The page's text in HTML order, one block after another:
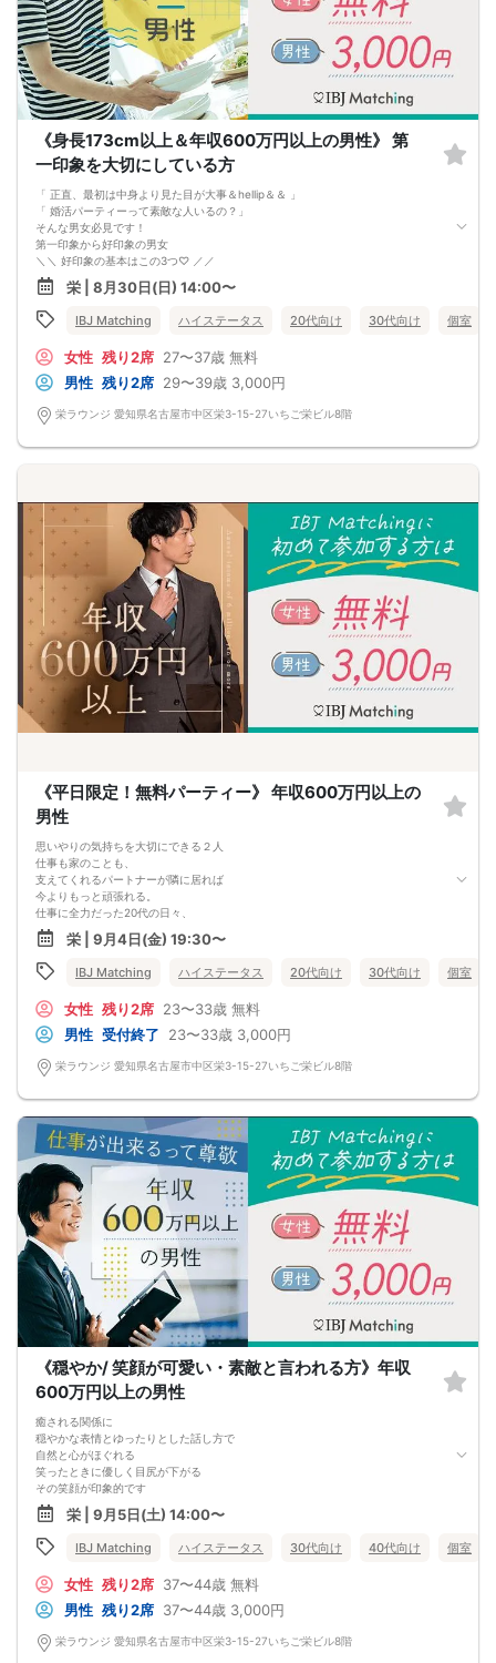
《身長173cm以上＆年収600万円以上の男性》 第
一印象を大切にしている方
「 正直、最初は中身より見た目が大事＆hellip＆＆ 」
「 婚活パーティーって素敵な人いるの？」
そんな男女必見です！
第一印象から好印象の男女
＼＼ 好印象の基本はこの3つ♡ ／／
身だしなみ
匂いや服装、髪型などに清潔感がある
明るい挨拶
ハキハキしていて元気な印象
共感上手で自然と会話も弾み楽しそう♪
数秒で決まる「第一印象」から好感が持てる
素敵なお相手と出会いませんか？​​​​​​＆hearts＆＆
栄 | 8月30日(日) 14:00〜
IBJ Matching ハイステータス 20代向け 30代向け 個室
女性 残り2席 27〜37歳 無料
男性 残り2席 29〜39歳 3,000円
栄ラウンジ 愛知県名古屋市中区栄3-15-27いちご栄ビル8階
《平日限定！無料パーティー》 年収600万円以上の
男性
思いやりの気持ちを大切にできる２人
仕事も家のことも、
支えてくれるパートナーが隣に居れば
今よりもっと頑張れる。
仕事に全力だった20代の日々、
30代になってそろそろ結婚のことを
真剣に考えるようになってきた。
「 誠実な恋愛をして、結婚をしたい 」
そんな方、必見です。
栄 | 9月4日(金) 19:30〜
IBJ Matching ハイステータス 20代向け 30代向け 個室
女性 残り2席 23〜33歳 無料
男性 受付終了 23〜33歳 3,000円
栄ラウンジ 愛知県名古屋市中区栄3-15-27いちご栄ビル8階
《穏やか/ 笑顔が可愛い・素敵と言われる方》年収
600万円以上の男性
癒される関係に
穏やかな表情とゆったりとした話し方で
自然と心がほぐれる
笑ったときに優しく目尻が下がる
その笑顔が印象的です
誠実で裏表のない包容力のある人
素直に愛情を伝えられる人
時には可愛らしい一面もある人
派手さは苦手、
栄 | 9月5日(土) 14:00〜
IBJ Matching ハイステータス 30代向け 40代向け 個室
女性 残り2席 37〜44歳 無料
男性 残り2席 37〜44歳 3,000円
栄ラウンジ 愛知県名古屋市中区栄3-15-27いちご栄ビル8階